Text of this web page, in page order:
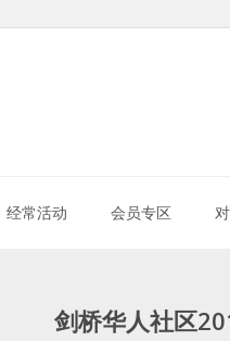
经常活动 会员专区
剑桥华人社区